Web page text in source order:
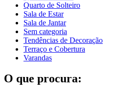
Quarto de Solteiro
Sala de Estar
Sala de Jantar
Sem categoria
Tendências de Decoração
Terraço e Cobertura
Varandas
O que procura: